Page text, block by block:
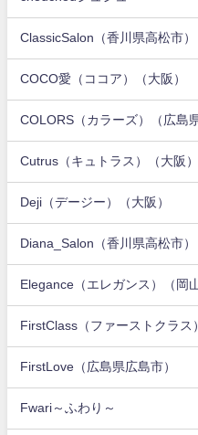
ClassicSalon（香川県高松市）
COCO愛（ココア）（大阪）
COLORS（カラーズ）（広島
Cutrus（キュトラス）（大阪）
Deji（デージー）（大阪）
Diana_Salon（香川県高松市）
Elegance（エレガンス）（岡
FirstClass（ファーストクラス
FirstLove（広島県広島市）
Fwari～ふわり～